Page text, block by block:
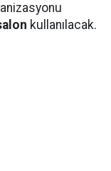
kullanılacak.